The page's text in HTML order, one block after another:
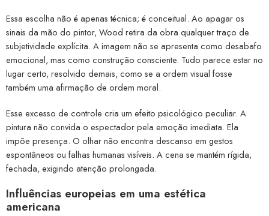
Essa escolha não é apenas técnica; é conceitual. Ao apagar os
sinais da mão do pintor, Wood retira da obra qualquer traço de
subjetividade explícita. A imagem não se apresenta como desabafo
emocional, mas como construção consciente. Tudo parece estar no
lugar certo, resolvido demais, como se a ordem visual fosse
também uma afirmação de ordem moral.
Esse excesso de controle cria um efeito psicológico peculiar. A
pintura não convida o espectador pela emoção imediata. Ela
impõe presença. O olhar não encontra descanso em gestos
espontâneos ou falhas humanas visíveis. A cena se mantém rígida,
fechada, exigindo atenção prolongada.
Influências europeias em uma estética
americana